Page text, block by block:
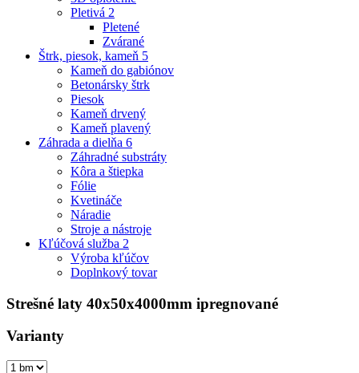
Pletivá 2
Pletené
Zvárané
Štrk, piesok, kameň 5
Kameň do gabiónov
Betonársky štrk
Piesok
Kameň drvený
Kameň plavený
Záhrada a dielňa 6
Záhradné substráty
Kôra a štiepka
Fólie
Kvetináče
Náradie
Stroje a nástroje
Kľúčová služba 2
Výroba kľúčov
Doplnkový tovar
Strešné laty 40x50x4000mm ipregnované
Varianty